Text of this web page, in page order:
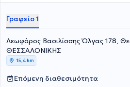
Διαθέτει πολυετή επαγγελματική
δημόσιους και ιδιωτικούς φορείς, όπως
Γραφείο 1
Λεωφόρος Βασιλίσσης Όλγας 178,
ΘΕΣΣΑΛΟΝΙΚΗΣ
15,4 km
Επόμενη διαθεσιμότητα